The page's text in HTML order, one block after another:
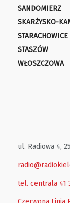
SANDOMIERZ
SKARŻYSKO-
STARACHOWICE
STASZÓW
WŁOSZCZOWA
ul. Radiowa 4,
tel. centrala 41